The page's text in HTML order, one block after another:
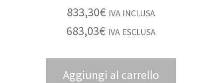
833,30€ IVA INCLUSA
683,03€ IVA ESCLUSA
Aggiungi al carrello